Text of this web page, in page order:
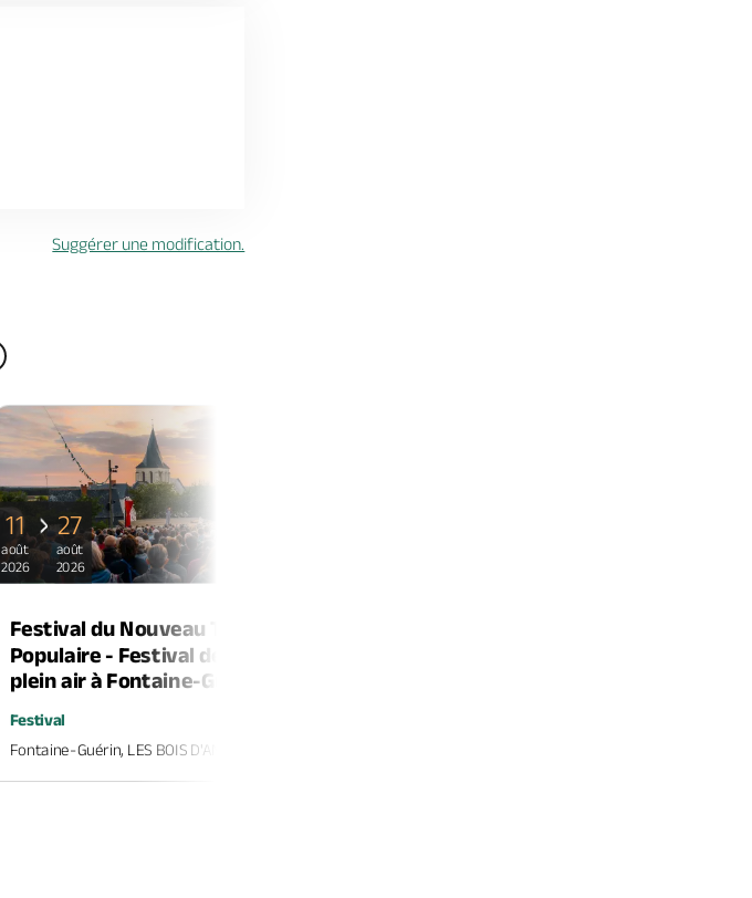
Suggérer une modification.
11
août
2026
27
août
2026
Festival du Nouveau Théâtre
Populaire - Festival de théâtre en
plein air à Fontaine-Guérin
Festival
Fontaine-Guérin, LES BOIS D'ANJOU